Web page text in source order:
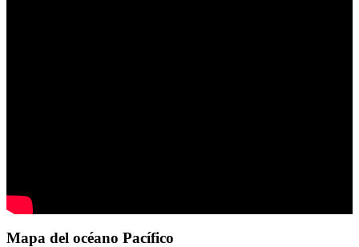
Mapa del océano Pacífico